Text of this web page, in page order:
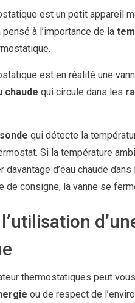
est un petit appareil
à l’importance de la
est en réalité une
chaude qui circule dans les
sonde qui détecte la
Si la température
davantage d’eau chaude
de consigne, la vanne se
thermostatiques peut
ou de respect de